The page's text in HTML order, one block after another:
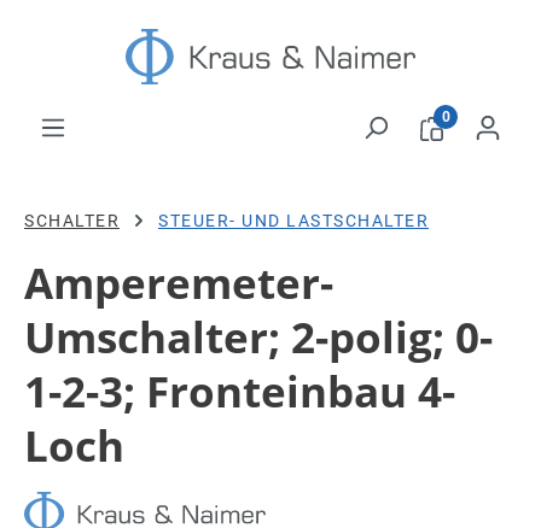
Zum Hauptinhalt springen
0
SCHALTER STEUER- UND LASTSCHALTER
Amperemeter-
Umschalter; 2-polig; 0-
1-2-3; Fronteinbau 4-
Loch